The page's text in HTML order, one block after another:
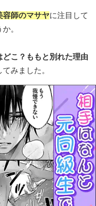
容師のマサヤに注目して
。
どこ？ももと別れた理由
みました。